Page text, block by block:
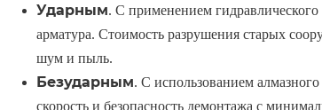
Ударным. С применением
арматура. Стоимость разрушения старых
шум и пыль.
Безударным. С использованием
скорость и безопасность демонтажа с